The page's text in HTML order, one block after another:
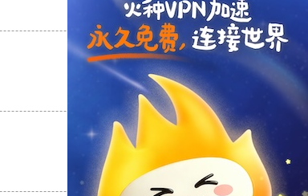
支持[0] 反对
支持
支持 反对 [0]